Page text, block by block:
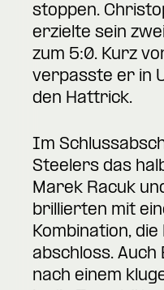
stoppen.
erzielte sein
zum 5:0. Kurz
verpasste er in
den Hattrick.
Im
Steelers das
Marek Racuk
brillierten mit
Kombination,
abschloss.
nach einem